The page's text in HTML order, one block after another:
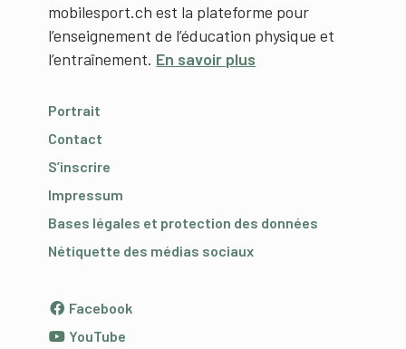
mobilesport.ch est la plateforme pour
l’enseignement de l’éducation physique et
l’entraînement. En savoir plus
Portrait
Contact
S’inscrire
Impressum
Bases légales et protection des données
Nétiquette des médias sociaux
Facebook
YouTube